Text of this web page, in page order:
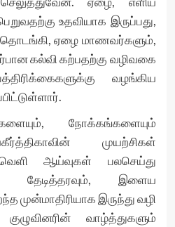
உதவியாக இருப்பது,
ஏழை மாணவர்களும்,
கல்வி கற்பதற்கு வழிவகை
வழங்கிய
நோக்கங்களையும்
முயற்சிகள்
ஆய்வுகள் பலசெய்து
தேடித்தரவும், இளைய
முன்மாதிரியாக இருந்து வழி
வாழ்த்துகளும்